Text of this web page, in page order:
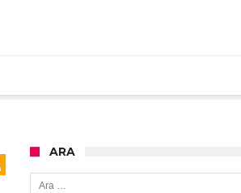
ARA
Arama: